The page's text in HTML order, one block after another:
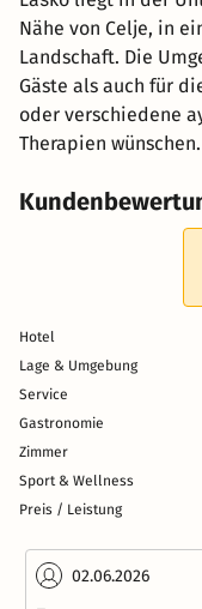
Nähe von Celje, in
Landschaft. Die
Gäste als auch für
oder verschiedene
Therapien wünschen.
Hotel
Lage & Umgebung
Service
Gastronomie
Zimmer
Sport & Wellness
Preis / Leistung
02.06.2026